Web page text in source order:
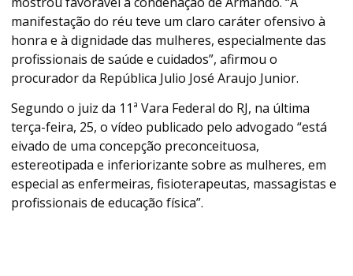
manifestação do réu teve um claro caráter ofensivo à
honra e à dignidade das mulheres, especialmente das
profissionais de saúde e cuidados”, afirmou o
procurador da República Julio José Araujo Junior.
Segundo o juiz da 11ª Vara Federal do RJ, na última
terça-feira, 25, o vídeo publicado pelo advogado “está
eivado de uma concepção preconceituosa,
estereotipada e inferiorizante sobre as mulheres, em
especial as enfermeiras, fisioterapeutas, massagistas e
profissionais de educação física”.